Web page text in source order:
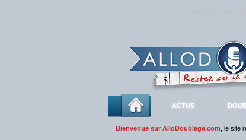
ACTUS
Bienvenue sur AlloDoublage.com , le site